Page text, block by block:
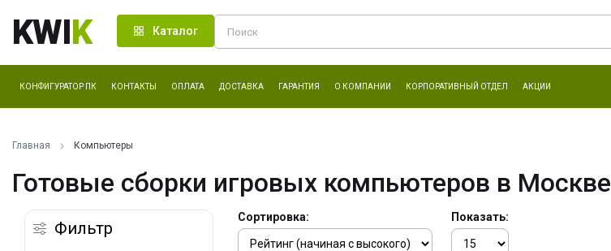
KWIK Каталог
КОНФИГУРАТОР ПК КОНТАКТЫ ОПЛАТА ДОСТАВКА ГАРАНТИЯ О КОМПАНИИ КОРПОРАТИВНЫЙ ОТДЕЛ АКЦИИ
Главная Компьютеры
Готовые сборки игровых компьютеров в Москве
Фильтр
Сортировка: Показать: